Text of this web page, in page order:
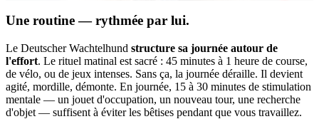
Une routine — rythmée par lui.
Le Deutscher Wachtelhund structure sa journée autour de
l'effort. Le rituel matinal est sacré : 45 minutes à 1 heure de course,
de vélo, ou de jeux intenses. Sans ça, la journée déraille. Il devient
agité, mordille, démonte. En journée, 15 à 30 minutes de stimulation
mentale — un jouet d'occupation, un nouveau tour, une recherche
d'objet — suffisent à éviter les bêtises pendant que vous travaillez.